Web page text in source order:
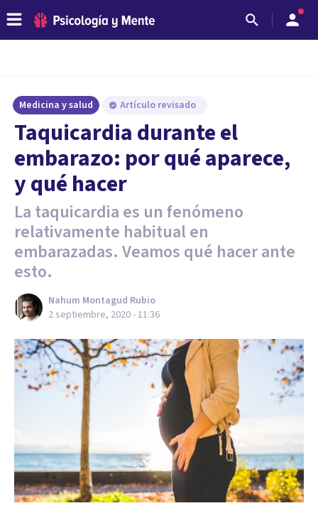
Medicina y salud Artículo revisado
Taquicardia durante el
embarazo: por qué aparece,
y qué hacer
La taquicardia es un fenómeno
relativamente habitual en
embarazadas. Veamos qué hacer ante
esto.
Nahum Montagud Rubio
2 septiembre, 2020 - 11:36